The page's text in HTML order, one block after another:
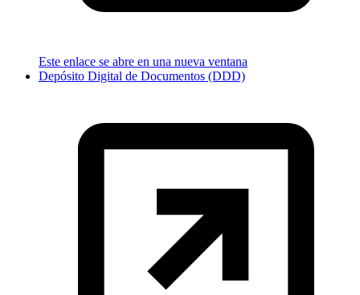
Este enlace se abre en una nueva ventana
Depósito Digital de Documentos (DDD)